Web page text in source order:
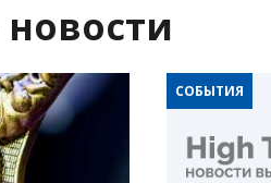
СОБЫТИЯ